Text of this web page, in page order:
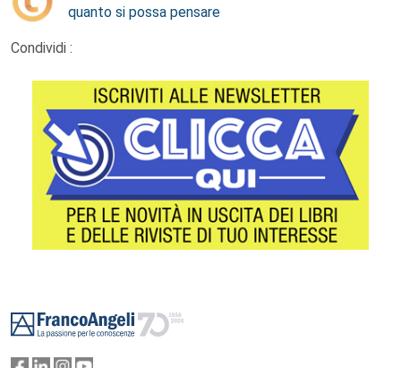
quanto si possa pensare
Condividi :